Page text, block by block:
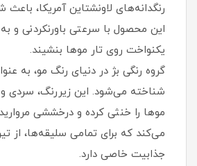
رنگدانه‌های لاونشتاین آمریکا،
این محصول با سرعتی باورنکردنی و
یکنواخت روی تار موها بنشیند.
گروه رنگی بژ در دنیای رنگ مو، به
شناخته می‌شود. این زیررنگ، سردی
موها را خنثی کرده و درخششی
می‌کند که برای تمامی سلیقه‌ها، از
جذابیت خاصی دارد.